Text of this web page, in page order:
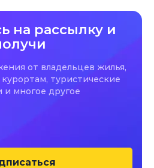
на рассылку и
от владельцев жилья,
туристические
и многое другое